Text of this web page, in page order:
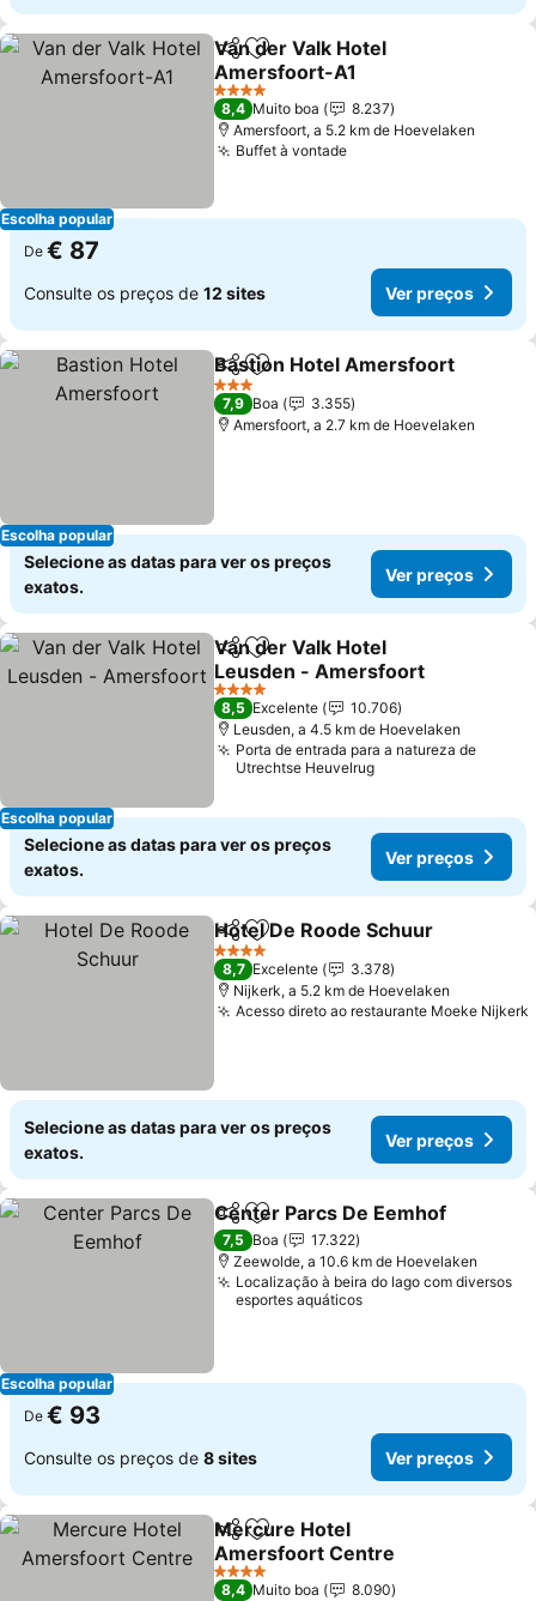
Escolha popular
PartilharAdicionar aos favoritos
Van der Valk Hotel
Amersfoort-A1
4 Estrelas
8,4 Muito boa
8.237
Amersfoort, a 5.2 km de Hoevelaken
Buffet à vontade
De € 87
Consulte os preços de 12 sites Ver preços
Escolha popular
PartilharAdicionar aos favoritos
Bastion Hotel Amersfoort
3 Estrelas
7,9 Boa
3.355
Amersfoort, a 2.7 km de Hoevelaken
Selecione as datas para ver os preços
exatos.
Ver preços
Escolha popular
PartilharAdicionar aos favoritos
Van der Valk Hotel
Leusden - Amersfoort
4 Estrelas
8,5 Excelente
10.706
Leusden, a 4.5 km de Hoevelaken
Porta de entrada para a natureza de
Utrechtse Heuvelrug
Selecione as datas para ver os preços
exatos.
Ver preços
PartilharAdicionar aos favoritos
Hotel De Roode Schuur
4 Estrelas
8,7 Excelente
3.378
Nijkerk, a 5.2 km de Hoevelaken
Acesso direto ao restaurante Moeke Nijkerk
Selecione as datas para ver os preços
exatos.
Ver preços
Escolha popular
PartilharAdicionar aos favoritos
Center Parcs De Eemhof
7,5 Boa
17.322
Zeewolde, a 10.6 km de Hoevelaken
Localização à beira do lago com diversos
esportes aquáticos
De € 93
Consulte os preços de 8 sites Ver preços
PartilharAdicionar aos favoritos
Mercure Hotel
Amersfoort Centre
4 Estrelas
8,4 Muito boa
8.090